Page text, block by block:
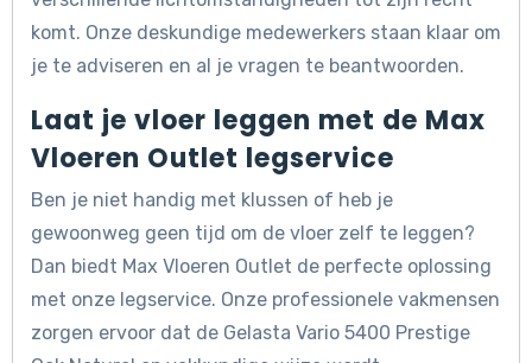
komt. Onze deskundige medewerkers staan klaar om
je te adviseren en al je vragen te beantwoorden.
Laat je vloer leggen met de Max
Vloeren Outlet legservice
Ben je niet handig met klussen of heb je
gewoonweg geen tijd om de vloer zelf te leggen?
Dan biedt Max Vloeren Outlet de perfecte oplossing
met onze legservice. Onze professionele vakmensen
zorgen ervoor dat de Gelasta Vario 5400 Prestige